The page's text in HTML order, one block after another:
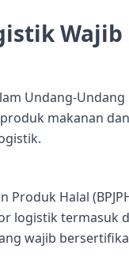
Undang-Undang
makanan
Produk Halal
logistik termasuk
wajib